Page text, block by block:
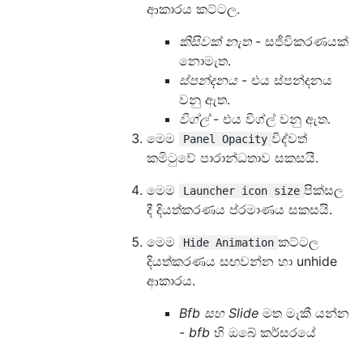
ආකාරය කට්ටල.
කිසිවක් නැත- සජීවිකරණයක්
නොමැත.
ස්පන්දනය - එය ස්පන්දනය
වනු ඇත.
විග්ල්- එය විග්ල් වනු ඇත.
මෙම
Panel Opacity විද්වත්
කමිටුවේ පාරාන්ධතාව සකසයි.
මෙම
Launcher icon size පික්සල
දී දියත්කරණය ප්රමාණය සකසයි.
මෙම
Hide Animation කට්ටල
දියත්කරණය සඟවන්න හා unhide
ආකාරය.
Bfb සහ Slide මත මැකී යන්න
- bfb හි ඔබේ කර්සරයේ